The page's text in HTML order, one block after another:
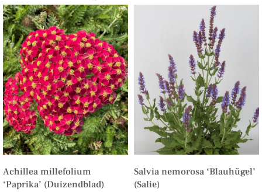
Achillea millefolium
‘Paprika’ (Duizendblad)
Salvia nemorosa ‘Blauhügel’
(Salie)